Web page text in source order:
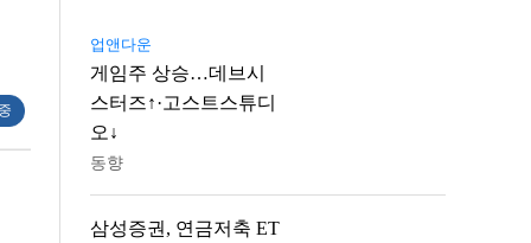
업앤다운
게임주 상승…데브시
스터즈↑·고스트스튜디
오↓
동향
삼성증권, 연금저축 ET